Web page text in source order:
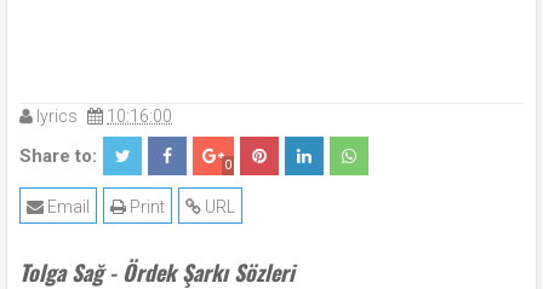
lyrics 10:16:00
Share to: 0
URL
Print
Email
Tolga Sağ - Ördek Şarkı Sözleri